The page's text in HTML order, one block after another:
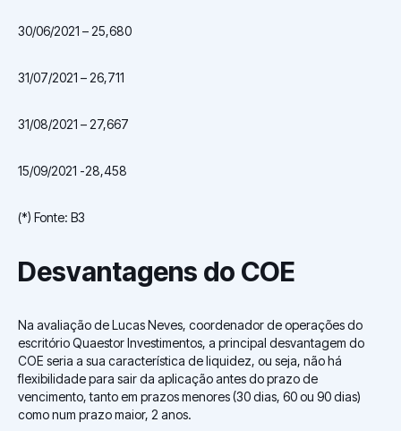
30/06/2021 – 25,680
31/07/2021 – 26,711
31/08/2021 – 27,667
15/09/2021 -28,458
(*) Fonte: B3
Desvantagens do COE
Na avaliação de Lucas Neves, coordenador de operações do
escritório Quaestor Investimentos, a principal desvantagem do
COE seria a sua característica de liquidez, ou seja, não há
flexibilidade para sair da aplicação antes do prazo de
vencimento, tanto em prazos menores (30 dias, 60 ou 90 dias)
como num prazo maior, 2 anos.